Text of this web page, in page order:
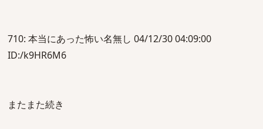
710: 本当にあった怖い名無し 04/12/30 04:09:00
ID:/k9HR6M6
またまた続き